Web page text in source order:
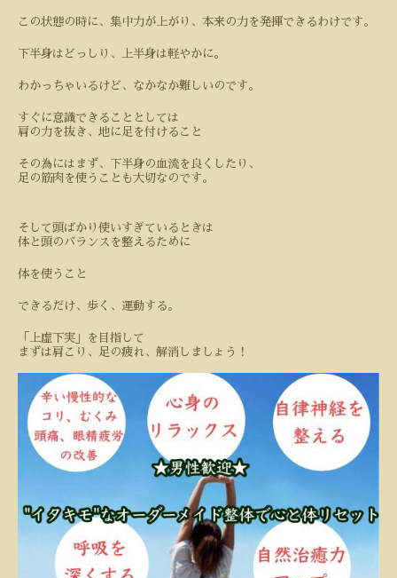
この状態の時に、集中力が上がり、本来の力を発揮できるわけです。
下半身はどっしり、上半身は軽やかに。
わかっちゃいるけど、なかなか難しいのです。
すぐに意識できることとしては
肩の力を抜き、地に足を付けること
その為にはまず、下半身の血流を良くしたり、
足の筋肉を使うことも大切なのです。
そして頭ばかり使いすぎているときは
体と頭のバランスを整えるために
体を使うこと
できるだけ、歩く、運動する。
「上虚下実」を目指して
まずは肩こり、足の疲れ、解消しましょう！